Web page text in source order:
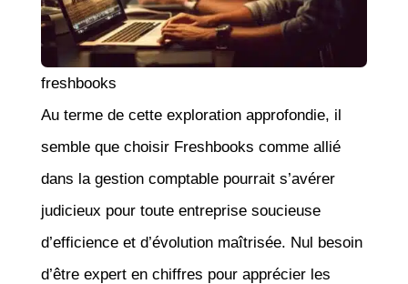
freshbooks
Au terme de cette exploration approfondie, il
semble que choisir Freshbooks comme allié
dans la gestion comptable pourrait s’avérer
judicieux pour toute entreprise soucieuse
d’efficience et d’évolution maîtrisée. Nul besoin
d’être expert en chiffres pour apprécier les